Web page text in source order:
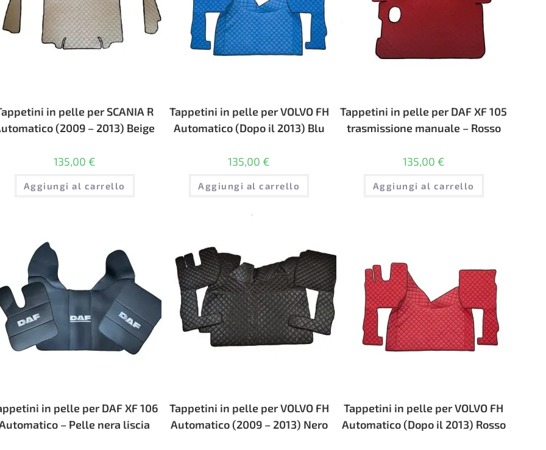
in pelle per SCANIA R
(2009 – 2013) Beige
135,00 €
Aggiungi al carrello
Tappetini in pelle per VOLVO FH
Automatico (Dopo il 2013) Blu
135,00 €
Aggiungi al carrello
Tappetini in pelle per DAF XF 105
trasmissione manuale – Rosso
135,00 €
Aggiungi al carrello
in pelle per DAF XF 106
– Pelle nera liscia
Tappetini in pelle per VOLVO FH
Automatico (2009 – 2013) Nero
Tappetini in pelle per VOLVO FH
Automatico (Dopo il 2013) Rosso